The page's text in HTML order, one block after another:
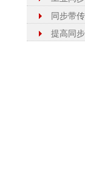
同步带传
提高同